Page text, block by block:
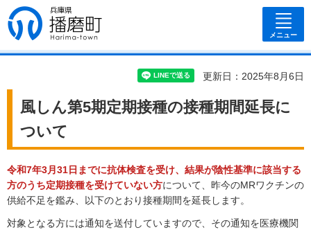
兵庫県 播磨
町
メニュー
更新日：2025年8月6日
風しん第5期定期接種の接種期間延長に
ついて
令和7年3月31日までに抗体検査を受け、結果が陰性基準に該当する
方のうち定期接種を受けていない方について、昨今のMRワクチンの
供給不足を鑑み、以下のとおり接種期間を延長します。
対象となる方には通知を送付していますので、その通知を医療機関